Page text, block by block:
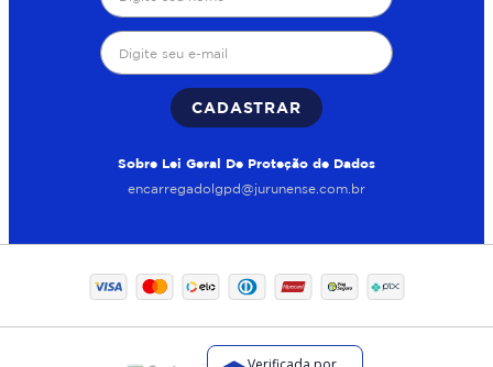
CADASTRAR
Sobre Lei Geral De Proteção de Dados
encarregadolgpd@jurunense.com.br